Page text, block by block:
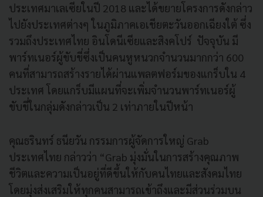
ประเทศมาเลเซียในปี 2018 และได้ขยายโครงการดังกล่าว
ไปยังประเทศต่างๆ ในภูมิภาคเอเชียตะวันออกเฉียงใต้ ซึ่ง
รวมถึงประเทศไทย อินโดนีเซียและสิงคโปร์ ปัจจุบัน มี
พาร์ทเนอร์ผู้ขับขี่ซึ่งเป็นคนหูหนวกจำนวนมากกว่า 600
คนที่สามารถสร้างรายได้ผ่านแพลตฟอร์มของแกร็บใน 4
ประเทศ โดยแกร็บมีแผนที่จะเพิ่มจำนวนพาร์ทเนอร์ผู้
ขับขี่ในกลุ่มดังกล่าวเป็น 2 เท่าภายในปีหน้า
คุณธรินทร์ ธนียวัน กรรมการผู้จัดการใหญ่ Grab
ประเทศไทย กล่าวว่า “Grab มุ่งมั่นในการสร้างคุณภาพ
ชีวิตและความเป็นอยู่ที่ดีขึ้นให้กับคนไทยและสังคมไทย
โดยมุ่งส่งเสริมให้ทุกคนสามารถเข้าถึงและมีส่วนร่วมบน